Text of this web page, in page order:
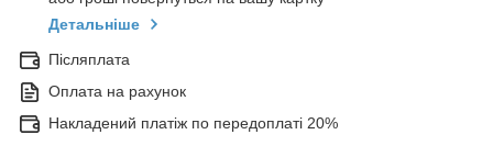
Детальніше
Післяплата
Оплата на рахунок
Накладений платіж по передоплаті 20%